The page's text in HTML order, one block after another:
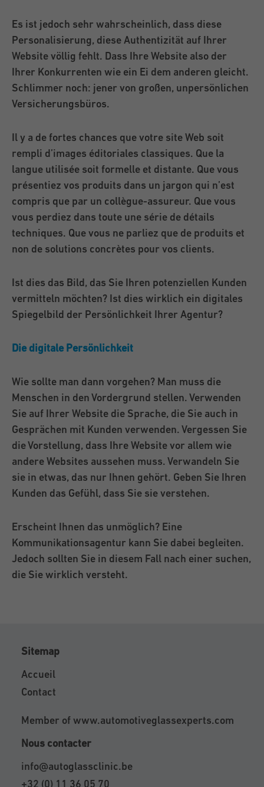
Es ist jedoch sehr wahrscheinlich, dass diese
Personalisierung, diese Authentizität auf Ihrer
Website völlig fehlt. Dass Ihre Website also der
Ihrer Konkurrenten wie ein Ei dem anderen gleicht.
Schlimmer noch: jener von großen, unpersönlichen
Versicherungsbüros.
Il y a de fortes chances que votre site Web soit
rempli d’images éditoriales classiques. Que la
langue utilisée soit formelle et distante. Que vous
présentiez vos produits dans un jargon qui n’est
compris que par un collègue-assureur. Que vous
vous perdiez dans toute une série de détails
techniques. Que vous ne parliez que de produits et
non de solutions concrètes pour vos clients.
Ist dies das Bild, das Sie Ihren potenziellen Kunden
vermitteln möchten? Ist dies wirklich ein digitales
Spiegelbild der Persönlichkeit Ihrer Agentur?
Die digitale Persönlichkeit
Wie sollte man dann vorgehen? Man muss die
Menschen in den Vordergrund stellen. Verwenden
Sie auf Ihrer Website die Sprache, die Sie auch in
Gesprächen mit Kunden verwenden. Vergessen Sie
die Vorstellung, dass Ihre Website vor allem wie
andere Websites aussehen muss. Verwandeln Sie
sie in etwas, das nur Ihnen gehört. Geben Sie Ihren
Kunden das Gefühl, dass Sie sie verstehen.
Erscheint Ihnen das unmöglich? Eine
Kommunikationsagentur kann Sie dabei begleiten.
Jedoch sollten Sie in diesem Fall nach einer suchen,
die Sie wirklich versteht.
Sitemap
Accueil
Contact
Member ofwww.automotiveglassexperts.com
Nous contacter
info@autoglassclinic.be
+32 (0) 11 36 05 70